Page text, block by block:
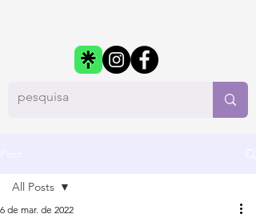
All Posts
6 de mar. de 2022